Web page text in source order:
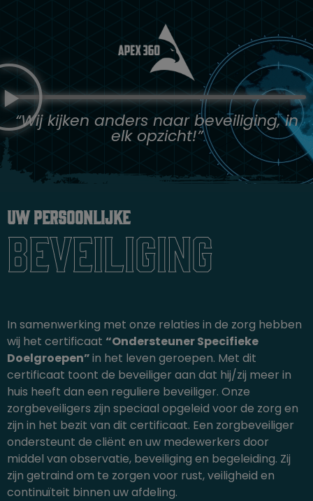
“Wij kijken anders naar beveiliging, in
elk opzicht!”
Uw persoonlijke
Beveiliging
In samenwerking met onze relaties in de zorg hebben
wij het certificaat “Ondersteuner Specifieke
Doelgroepen”in het leven geroepen. Met dit
certificaat toont de beveiliger aan dat hij/zij meer in
huis heeft dan een reguliere beveiliger. Onze
zorgbeveiligers zijn speciaal opgeleid voor de zorg en
zijn in het bezit van dit certificaat. Een zorgbeveiliger
ondersteunt de cliënt en uw medewerkers door
middel van observatie, beveiliging en begeleiding. Zij
zijn getraind om te zorgen voor rust, veiligheid en
continuïteit binnen uw afdeling.